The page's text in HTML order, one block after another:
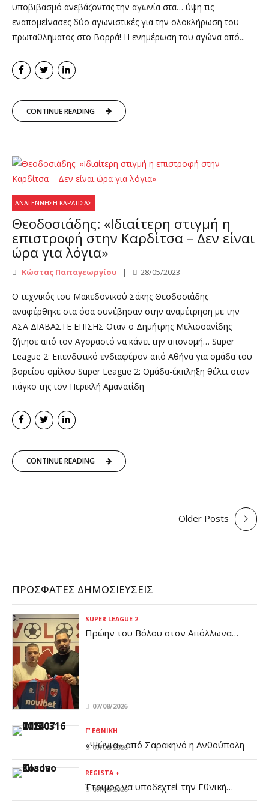
υποβιβασμό ανεβάζοντας την αγωνία στα… ύψη τις
εναπομείνασες δύο αγωνιστικές για την ολοκλήρωση του
πρωταθλήματος στο Βορρά! Η ενημέρωση του αγώνα από...
CONTINUE READING
ΑΝΑΓΈΝΝΗΣΗ ΚΑΡΔΊΤΣΑΣ
Θεοδοσιάδης: «Ιδιαίτερη στιγμή η
επιστροφή στην Καρδίτσα – Δεν είναι
ώρα για λόγια»
Κώστας Παπαγεωργίου 28/05/2023
Ο τεχνικός του Μακεδονικού Σάκης Θεοδοσιάδης
αναφέρθηκε στα όσα συνέβησαν στην αναμέτρηση με την
ΑΣΑ ΔΙΑΒΑΣΤΕ ΕΠΙΣΗΣ Οταν ο Δημήτρης Μελισσανίδης
ζήτησε από τον Αγοραστό να κάνει την απονομή… Super
League 2: Επενδυτικό ενδιαφέρον από Αθήνα για ομάδα του
βορείου ομίλου Super League 2: Ομάδα-έκπληξη θέλει στον
πάγκο της τον Περικλή Αμανατίδη
CONTINUE READING
Older Posts
ΠΡΌΣΦΑΤΕΣ ΔΗΜΟΣΙΕΎΣΕΙΣ
SUPER LEAGUE 2
Πρώην του Βόλου στον Απόλλωνα
07/08/2026
Γ’ ΕΘΝΙΚΉ
«Ψώνια» από Σαρακηνό η Ανθούπολη
07/08/2026
REGISTA +
Έτοιμος να υποδεχτεί την Εθνική
Ελλάδος ο Βόλος - Σύσκεψη με την UEFA
07/08/2026